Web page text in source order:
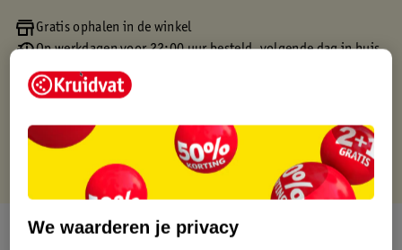
Gratis ophalen in de winkel
Op werkdagen voor 22:00 uur besteld, volgende dag in huis
Gratis thuisbezorgd vanaf 50.00
Gratis retourneren binnen 30 dagen
Over dit product
We waarderen je privacy